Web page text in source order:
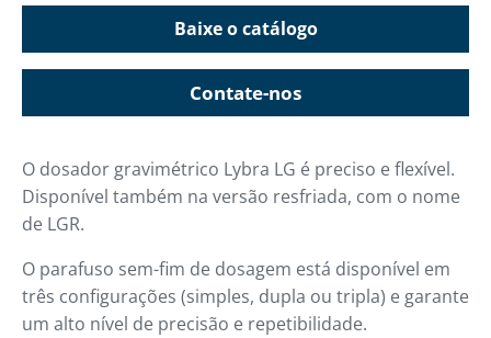
Baixe o catálogo
Contate-nos
O dosador gravimétrico Lybra LG é preciso e flexível.
Disponível também na versão resfriada, com o nome
de LGR.
O parafuso sem-fim de dosagem está disponível em
três configurações (simples, dupla ou tripla) e garante
um alto nível de precisão e repetibilidade.